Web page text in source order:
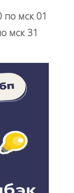
по мск 01
мск 31